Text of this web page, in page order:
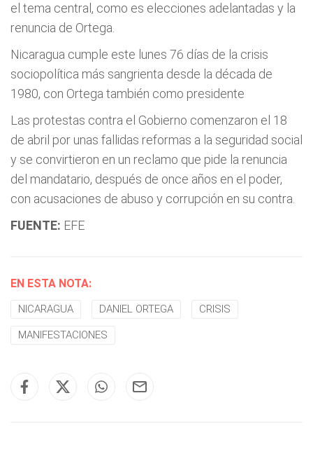
el tema central, como es elecciones adelantadas y la
renuncia de Ortega.
Nicaragua cumple este lunes 76 días de la crisis
sociopolítica más sangrienta desde la década de
1980, con Ortega también como presidente
Las protestas contra el Gobierno comenzaron el 18
de abril por unas fallidas reformas a la seguridad social
y se convirtieron en un reclamo que pide la renuncia
del mandatario, después de once años en el poder,
con acusaciones de abuso y corrupción en su contra.
FUENTE: EFE
EN ESTA NOTA:
NICARAGUA DANIEL ORTEGA CRISIS
MANIFESTACIONES